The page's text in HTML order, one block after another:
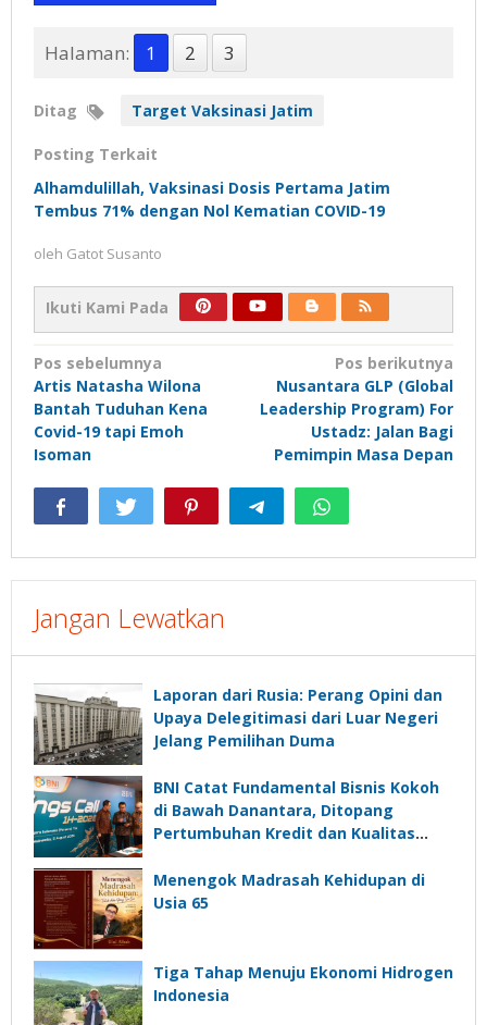
Halaman: 1 2 3
Ditag Target Vaksinasi Jatim
Posting Terkait
Alhamdulillah, Vaksinasi Dosis Pertama Jatim
Tembus 71% dengan Nol Kematian COVID-19
oleh Gatot Susanto
Ikuti Kami Pada
Navigasi
pos
Pos sebelumnya
Artis Natasha Wilona
Bantah Tuduhan Kena
Covid-19 tapi Emoh
Isoman
Pos berikutnya
Nusantara GLP (Global
Leadership Program) For
Ustadz: Jalan Bagi
Pemimpin Masa Depan
Jangan Lewatkan
Laporan dari Rusia: Perang Opini dan
Upaya Delegitimasi dari Luar Negeri
Jelang Pemilihan Duma
BNI Catat Fundamental Bisnis Kokoh
di Bawah Danantara, Ditopang
Pertumbuhan Kredit dan Kualitas
Menengok Madrasah Kehidupan di
Usia 65
Tiga Tahap Menuju Ekonomi Hidrogen
Indonesia